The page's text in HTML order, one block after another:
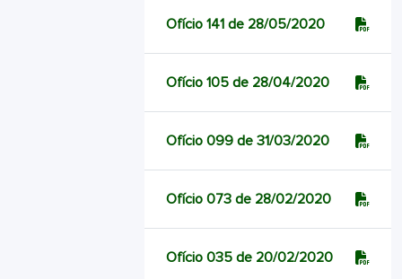
Ofício 141 de 28/05/2020
Ofício 105 de 28/04/2020
Ofício 099 de 31/03/2020
Ofício 073 de 28/02/2020
Ofício 035 de 20/02/2020